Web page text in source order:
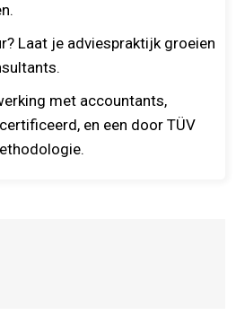
Laat je adviespraktijk groeien
met accountants,
en een door TÜV